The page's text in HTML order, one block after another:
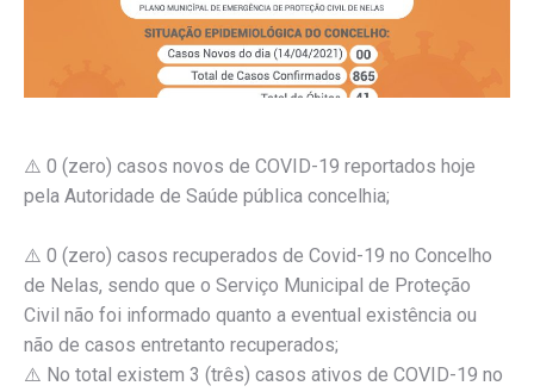
⚠️ 0 (zero) casos novos de COVID-19 reportados hoje
pela Autoridade de Saúde pública concelhia;
⚠️ 0 (zero) casos recuperados de Covid-19 no Concelho
de Nelas, sendo que o Serviço Municipal de Proteção
Civil não foi informado quanto a eventual existência ou
não de casos entretanto recuperados;
⚠️ No total existem 3 (três) casos ativos de COVID-19 no